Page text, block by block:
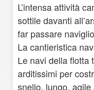
L’intensa attività
sottile davanti
far passare
La cantieristica
Le navi della flotta
arditissimi per
snello, lungo,